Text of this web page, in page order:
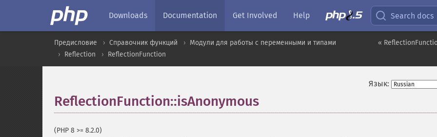
Downloads Documentation Get Involved Help Search docs
«
Предисловие Справочник функций
Модули для работы с переменными и типами
Reflection
ReflectionFunction
Язык:
ReflectionFunction::isAnonymous
(PHP 8 >= 8.2.0)